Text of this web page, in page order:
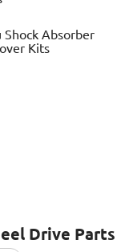
Shock Absorber
Kits
Drive Parts